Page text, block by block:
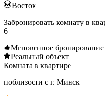
Восток
Забронировать комнату в
6
Мгновенное бронирование
Реальный объект
Комната в квартире
поблизости с г. Минск